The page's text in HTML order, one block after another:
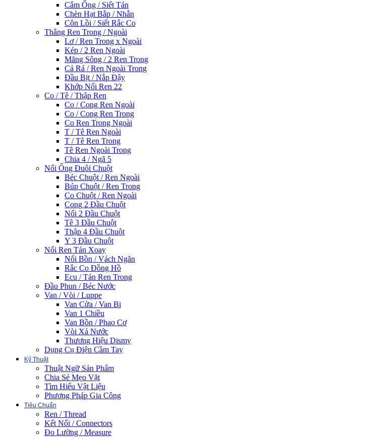
Cắm Ống / Siết Tán
Chèn Hạt Bắp / Nhẫn
Côn Lồi / Siết Rắc Co
Thẳng Ren Trong / Ngoài
Lơ / Ren Trong x Ngoài
Kép / 2 Ren Ngoài
Măng Sông / 2 Ren Trong
Cả Rá / Ren Ngoài Trong
Đầu Bịt / Nắp Đậy
Khớp Nối Ren 22
Co / Tê / Thập Ren
Co / Cong Ren Ngoài
Co / Cong Ren Trong
Co Ren Trong Ngoài
T / Tê Ren Ngoài
T / Tê Ren Trong
Tê Ren Ngoài Trong
Chia 4 / Ngã 5
Nối Ống Đuôi Chuột
Béc Chuột / Ren Ngoài
Búp Chuột / Ren Trong
Co Chuột / Ren Ngoài
Cong 2 Đầu Chuột
Nối 2 Đầu Chuột
Tê 3 Đầu Chuột
Thập 4 Đầu Chuột
Y 3 Đầu Chuột
Nối Ren Tán Xoay
Nối Bồn / Vách Ngăn
Rắc Co Đồng Hồ
Ecu / Tán Ren Trong
Đầu Phun / Béc Nước
Van / Vòi / Luppe
Van Cửa / Van Bi
Van 1 Chiều
Van Bồn / Phao Cơ
Vòi Xả Nước
Thương Hiệu Dismy
Dụng Cụ Điện Cầm Tay
Kỹ Thuật
Thuật Ngữ Sản Phẩm
Chia Sẻ Mẹo Vặt
Tìm Hiểu Vật Liệu
Phương Pháp Gia Công
Tiêu Chuẩn
Ren / Thread
Kết Nối / Connectors
Đo Lường / Measure